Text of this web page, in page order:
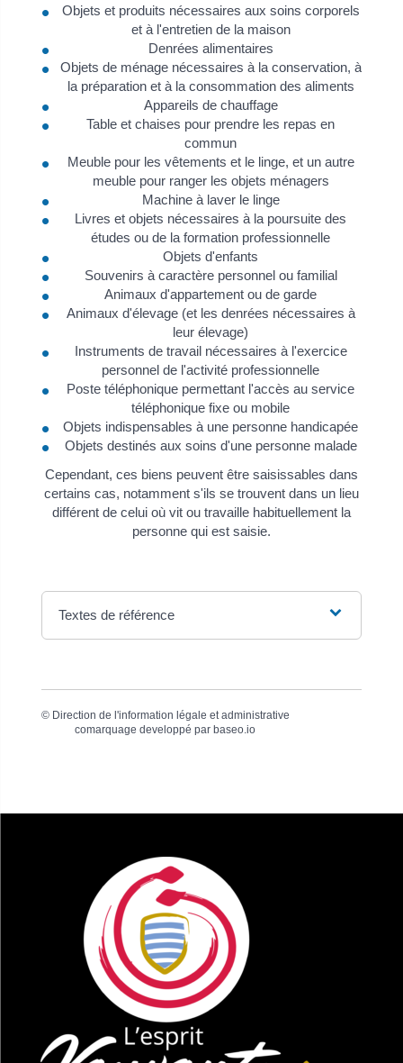
Objets et produits nécessaires aux soins corporels
et à l'entretien de la maison
Denrées alimentaires
Objets de ménage nécessaires à la conservation, à
la préparation et à la consommation des aliments
Appareils de chauffage
Table et chaises pour prendre les repas en
commun
Meuble pour les vêtements et le linge, et un autre
meuble pour ranger les objets ménagers
Machine à laver le linge
Livres et objets nécessaires à la poursuite des
études ou de la formation professionnelle
Objets d'enfants
Souvenirs à caractère personnel ou familial
Animaux d'appartement ou de garde
Animaux d'élevage (et les denrées nécessaires à
leur élevage)
Instruments de travail nécessaires à l'exercice
personnel de l'activité professionnelle
Poste téléphonique permettant l'accès au service
téléphonique fixe ou mobile
Objets indispensables à une personne handicapée
Objets destinés aux soins d'une personne malade
Cependant, ces biens peuvent être saisissables dans
certains cas, notamment s'ils se trouvent dans un lieu
différent de celui où vit ou travaille habituellement la
personne qui est saisie.
Textes de référence
© Direction de l'information légale et administrative
comarquage developpé par baseo.io